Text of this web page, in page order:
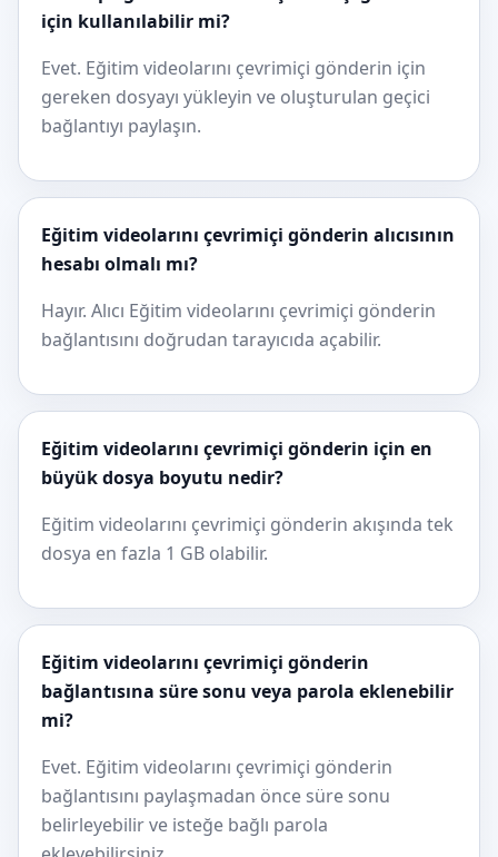
için kullanılabilir mi?
Evet. Eğitim videolarını çevrimiçi gönderin için
gereken dosyayı yükleyin ve oluşturulan geçici
bağlantıyı paylaşın.
Eğitim videolarını çevrimiçi gönderin alıcısının
hesabı olmalı mı?
Hayır. Alıcı Eğitim videolarını çevrimiçi gönderin
bağlantısını doğrudan tarayıcıda açabilir.
Eğitim videolarını çevrimiçi gönderin için en
büyük dosya boyutu nedir?
Eğitim videolarını çevrimiçi gönderin akışında tek
dosya en fazla 1 GB olabilir.
Eğitim videolarını çevrimiçi gönderin
bağlantısına süre sonu veya parola eklenebilir
mi?
Evet. Eğitim videolarını çevrimiçi gönderin
bağlantısını paylaşmadan önce süre sonu
belirleyebilir ve isteğe bağlı parola